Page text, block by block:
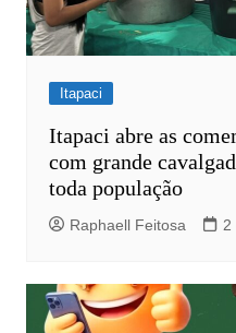
Itapaci
Itapaci abre as
com grande
toda população
Raphaell Feitosa 2